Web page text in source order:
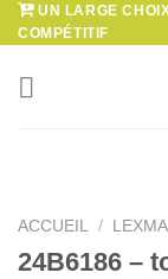
Passer
au
contenu
UN LARGE
COMPÉTITIF
ACCUEIL /
24B6186 –